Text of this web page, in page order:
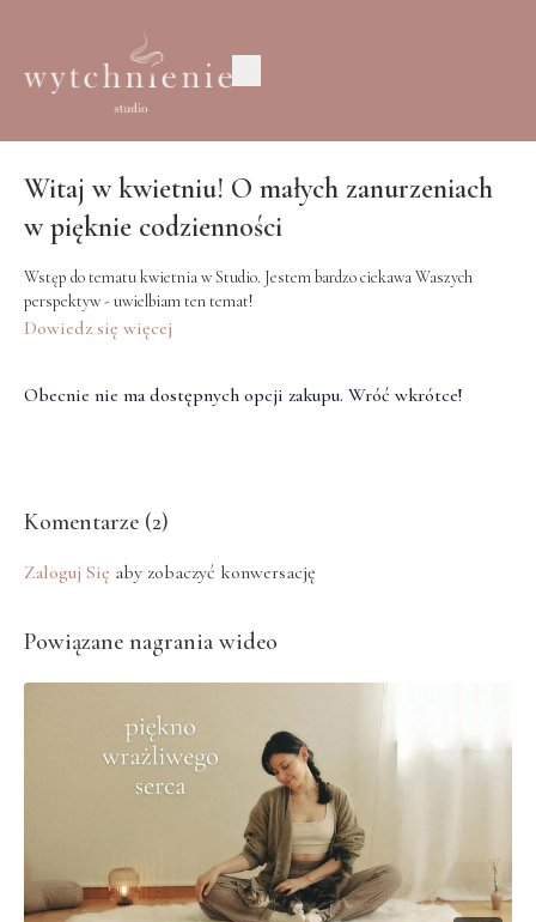
Witaj w kwietniu! O małych zanurzeniach
w pięknie codzienności
Wstęp do tematu kwietnia w Studio. Jestem bardzo ciekawa Waszych
perspektyw - uwielbiam ten temat!
Dowiedz się więcej
Obecnie nie ma dostępnych opcji zakupu. Wróć wkrótce!
Komentarze (2)
Zaloguj Się aby zobaczyć konwersację
Powiązane nagrania wideo